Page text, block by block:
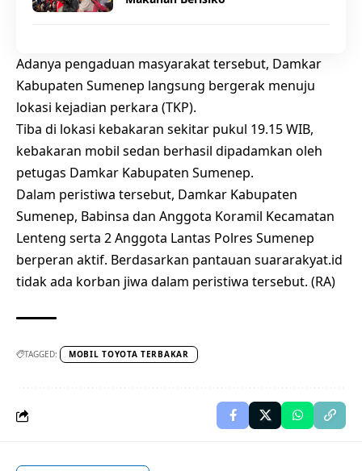
Adanya pengaduan masyarakat tersebut, Damkar
Kabupaten Sumenep langsung bergerak menuju
lokasi kejadian perkara (TKP).
Tiba di lokasi kebakaran sekitar pukul 19.15 WIB,
kebakaran mobil sedan berhasil dipadamkan oleh
petugas Damkar Kabupaten Sumenep.
Dalam peristiwa tersebut, Damkar Kabupaten
Sumenep, Babinsa dan Anggota Koramil Kecamatan
Lenteng serta 2 Anggota Lantas Polres Sumenep
berperan aktif. Berdasarkan pantauan suararakyat.id
tidak ada korban jiwa dalam peristiwa tersebut. (RA)
TAGGED: MOBIL TOYOTA TERBAKAR